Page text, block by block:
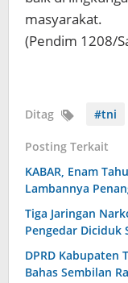
masyarakat.
(Pendim 1208/
Ditag #tni
Posting Terkait
KABAR, Enam
Lambannya
Tiga Jaringan
Pengedar Diciduk
DPRD Kabupaten
Bahas Sembilan